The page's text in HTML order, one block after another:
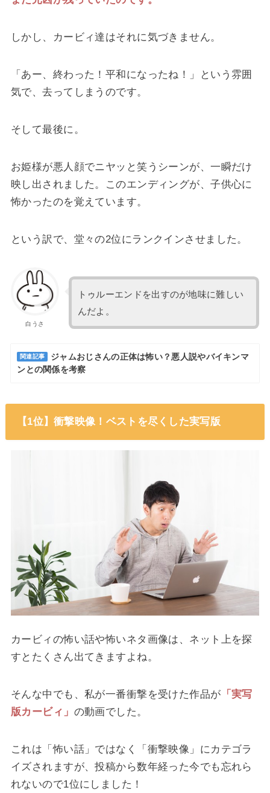
しかし、カービィ達はそれに気づきません。
「あー、終わった！平和になったね！」という雰囲
気で、去ってしまうのです。
そして最後に。
お姫様が悪人顔でニヤッと笑うシーンが、一瞬だけ
映し出されました。このエンディングが、子供心に
怖かったのを覚えています。
という訳で、堂々の2位にランクインさせました。
白うさ
トゥルーエンドを出すのが地味に難しい
んだよ。
関連記事
ジャムおじさんの正体は怖い？悪人説やバイキンマ
ンとの関係を考察
【1位】衝撃映像！ベストを尽くした実写版
カービィの怖い話や怖いネタ画像は、ネット上を探
すとたくさん出てきますよね。
そんな中でも、私が一番衝撃を受けた作品が 「実写
版カービィ」 の動画でした。
これは「怖い話」ではなく「衝撃映像」にカテゴラ
イズされますが、投稿から数年経った今でも忘れら
れないので1位にしました！